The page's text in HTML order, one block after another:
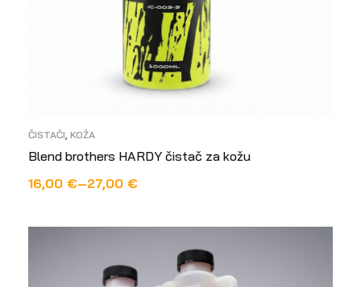
ČISTAČI KOŽA
Blend brothers HARDY čistač za kožu
16,00 €–27,00 €